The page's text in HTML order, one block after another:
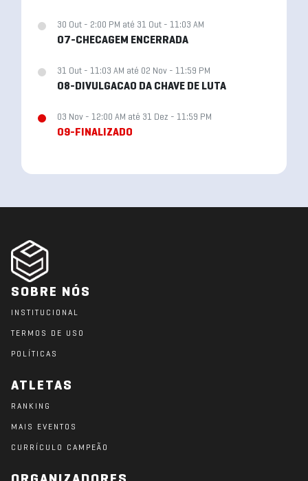
30 Out - 2:00 PM até 31 Out - 11:03 AM
07-CHECAGEM ENCERRADA
31 Out - 11:03 AM até 02 Nov - 11:59 PM
08-DIVULGACAO DA CHAVE DE LUTA
03 Nov - 12:00 AM até 31 Dez - 11:59 PM
09-FINALIZADO
SOBRE NÓS
INSTITUCIONAL
TERMOS DE USO
POLÍTICAS
ATLETAS
RANKING
MAIS EVENTOS
CURRÍCULO CAMPEÃO